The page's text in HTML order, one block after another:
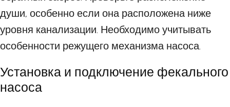
души, особенно если она расположена ниже
уровня канализации. Необходимо учитывать
особенности режущего механизма насоса.
Установка и подключение фекального
насоса